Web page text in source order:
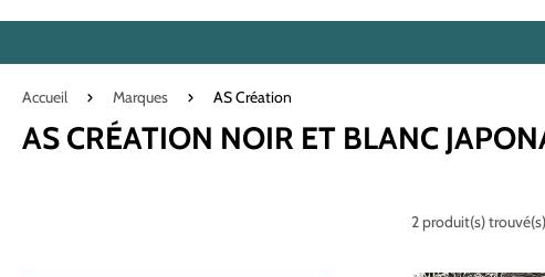
Accueil Marques AS Création
AS CRÉATION NOIR ET BLANC
2 produit(s) trouvé(s)